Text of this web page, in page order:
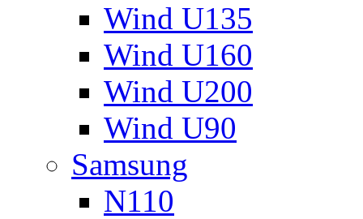
Wind U135
Wind U160
Wind U200
Wind U90
Samsung
N110